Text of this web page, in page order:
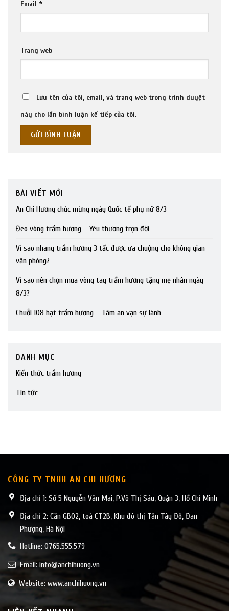
Email *
Trang web
Lưu tên của tôi, email, và trang web trong trình duyệt
này cho lần bình luận kế tiếp của tôi.
BÀI VIẾT MỚI
An Chi Hương chúc mừng ngày Quốc tế phụ nữ 8/3
Đeo vòng trầm hương – Yêu thương trọn đời
Vì sao nhang trầm hương 3 tấc được ưa chuộng cho không gian
văn phòng?
Vì sao nên chọn mua vòng tay trầm hương tặng mẹ nhân ngày
8/3?
Chuỗi 108 hạt trầm hương – Tâm an vạn sự lành
DANH MỤC
Kiến thức trầm hương
Tin tức
CÔNG TY TNHH AN CHI HƯƠNG
Địa chỉ 1: Số 5 Nguyễn Văn Mai, P.Võ Thị Sáu, Quận 3, Hồ Chí Minh
Địa chỉ 2: Căn GB02, toà CT2B, Khu đô thị Tân Tây Đô, Đan
Phượng, Hà Nội
Hotline: 0765.555.579
Email: info@anchihuong.vn
Website: www.anchihuong.vn